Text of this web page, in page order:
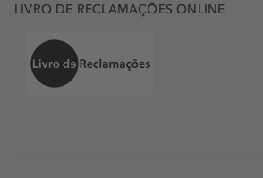
LIVRO DE RECLAMAÇÕES ONLINE